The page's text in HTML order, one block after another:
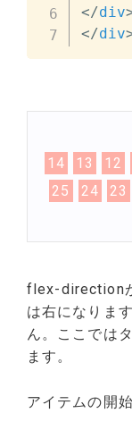
</div
</div
12
13
14
23
24
25
flex-direction
は右になりま
ん。ここでは
ます。
アイテムの開